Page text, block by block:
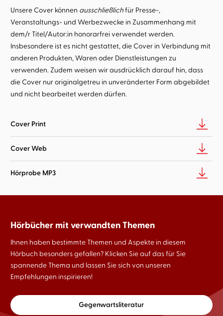
Unsere Cover können ausschließlichfür Presse-,
Veranstaltungs- und Werbezwecke in Zusammenhang mit
dem/r Titel/Autor:in honorarfrei verwendet werden.
Insbesondere ist es nicht gestattet, die Cover in Verbindung mit
anderen Produkten, Waren oder Dienstleistungen zu
verwenden. Zudem weisen wir ausdrücklich darauf hin, dass
die Cover nur originalgetreu in unveränderter Form abgebildet
und nicht bearbeitet werden dürfen.
Cover Print
Cover Web
Hörprobe MP3
Hörbücher mit verwandten Themen
Ihnen haben bestimmte Themen und Aspekte in diesem
Hörbuch besonders gefallen? Klicken Sie auf das für Sie
spannende Thema und lassen Sie sich von unseren
Empfehlungen inspirieren!
Gegenwartsliteratur